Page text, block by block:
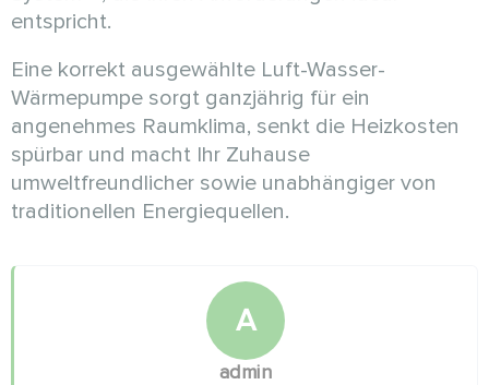
entspricht.
Eine korrekt ausgewählte Luft-Wasser-
Wärmepumpe sorgt ganzjährig für ein
angenehmes Raumklima, senkt die Heizkosten
spürbar und macht Ihr Zuhause
umweltfreundlicher sowie unabhängiger von
traditionellen Energiequellen.
A
admin